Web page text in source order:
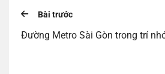
Bài trước
Đường Metro Sài Gòn trong trí